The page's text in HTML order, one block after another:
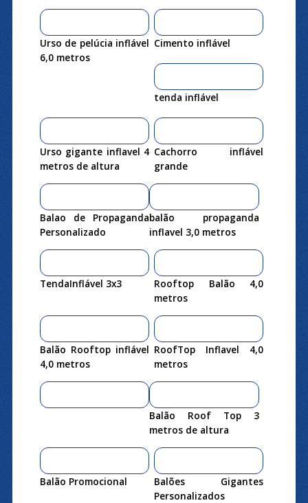
Urso de pelúcia inflável
6,0 metros
Cimento inflável
tenda inflável
Urso gigante inflavel 4
metros de altura
Cachorro inflável
grande
Balao de Propaganda
Personalizado
balão propaganda
inflavel 3,0 metros
TendaInflável 3x3
Rooftop Balão 4,0
metros
Balão Rooftop inflável
4,0 metros
RoofTop Inflavel 4,0
metros
Balão Roof Top 3
metros de altura
Balão Promocional
Balões Gigantes
Personalizados